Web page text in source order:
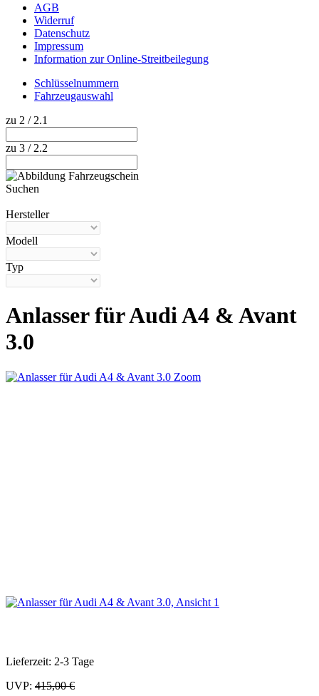
AGB
Widerruf
Datenschutz
Impressum
Information zur Online-Streitbeilegung
Schlüsselnummern
Fahrzeugauswahl
zu 2 / 2.1
zu 3 / 2.2
Suchen
Hersteller
Modell
Typ
Anlasser für Audi A4 & Avant
3.0
Zoom
Lieferzeit: 2-3 Tage
UVP: 415,00 €